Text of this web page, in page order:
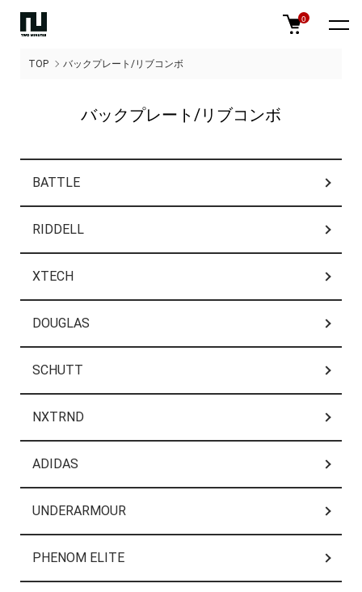
0
TOP バックプレート/リブコンボ
バックプレート/リブコンボ
カテゴリー一覧
BATTLE
RIDDELL
XTECH
DOUGLAS
SCHUTT
NXTRND
ADIDAS
UNDERARMOUR
PHENOM ELITE